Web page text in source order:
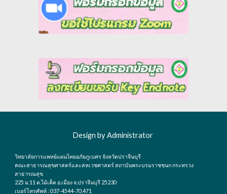
Design by Administrator
วิทยาลัยการแพทย์แผนไทยอภัยภูเบศร จังหวัดปราจีนบุรี
คณะสาธารณสุขศาสตร์และสหเวชศาสตร์ สถาบันพระบรมราชชนก กระทรวง
สาธารณสุข
225 ม.11 ต.ไม้เค็ด อ.เมือง จ.ปราจีนบุรี 25230
เบอร์โทรศัพท์ : 037-4544-70,471